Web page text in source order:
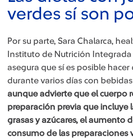
verdes sí son
Por su parte, Sara Chalarca,
Instituto de Nutrición Integrada
asegura que sí es posible hacer
durante varios días con
aunque advierte que el cuerpo
preparación previa que incluye
grasas y azúcares, el aumento
consumo de las preparaciones